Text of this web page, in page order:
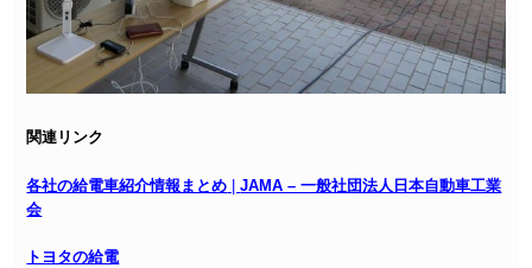
関連リンク
各社の給電車紹介情報まとめ |JAMA – 一般社団法人日本自動車工業
会
トヨタの給電